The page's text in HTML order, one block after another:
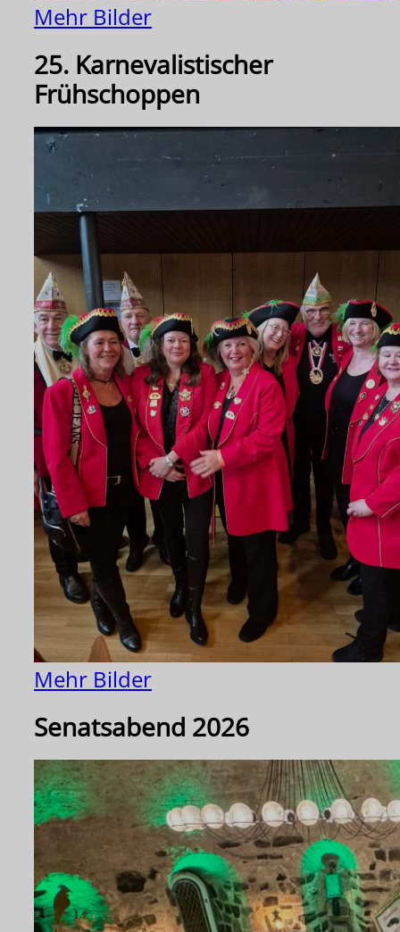
Mehr Bilder
25. Karnevalistischer
Frühschoppen
Mehr Bilder
Senatsabend 2026